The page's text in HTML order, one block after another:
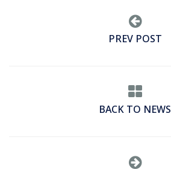
PREV POST
BACK TO NEWS